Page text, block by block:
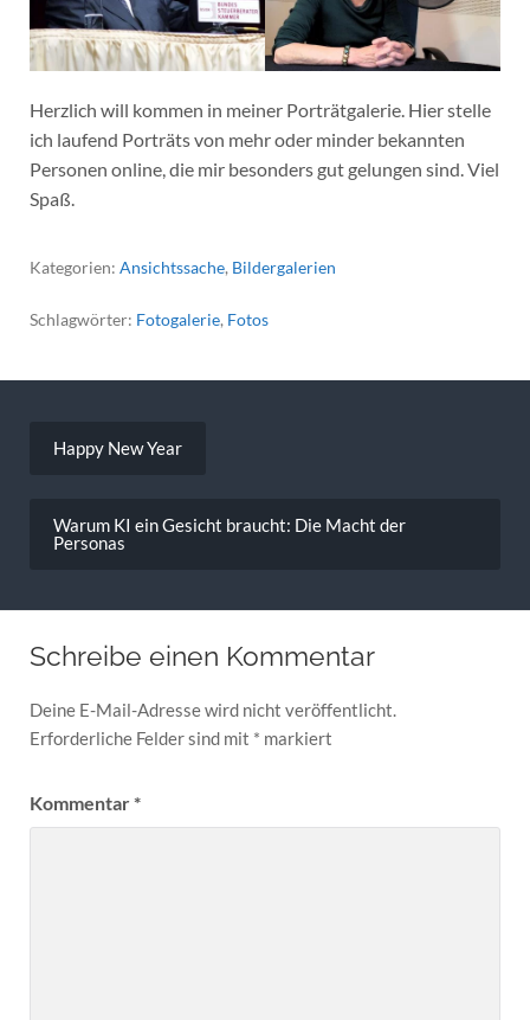
Herzlich will kommen in meiner Porträtgalerie. Hier stelle
ich laufend Porträts von mehr oder minder bekannten
Personen online, die mir besonders gut gelungen sind. Viel
Spaß.
Kategorien: Ansichtssache, Bildergalerien
Schlagwörter: Fotogalerie, Fotos
Happy New Year
Warum KI ein Gesicht braucht: Die Macht der
Personas
Schreibe einen Kommentar
Deine E-Mail-Adresse wird nicht veröffentlicht.
Erforderliche Felder sind mit * markiert
Kommentar*